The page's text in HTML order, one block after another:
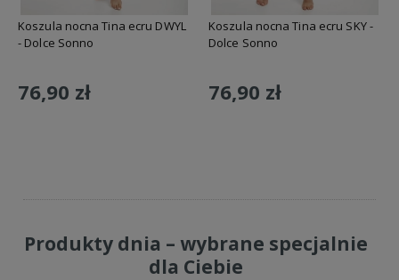
Koszula nocna Tina ecru DWYL
- Dolce Sonno
76,90 zł
Koszula nocna Tina ecru SKY -
Dolce Sonno
76,90 zł
Produkty dnia – wybrane specjalnie
dla Ciebie